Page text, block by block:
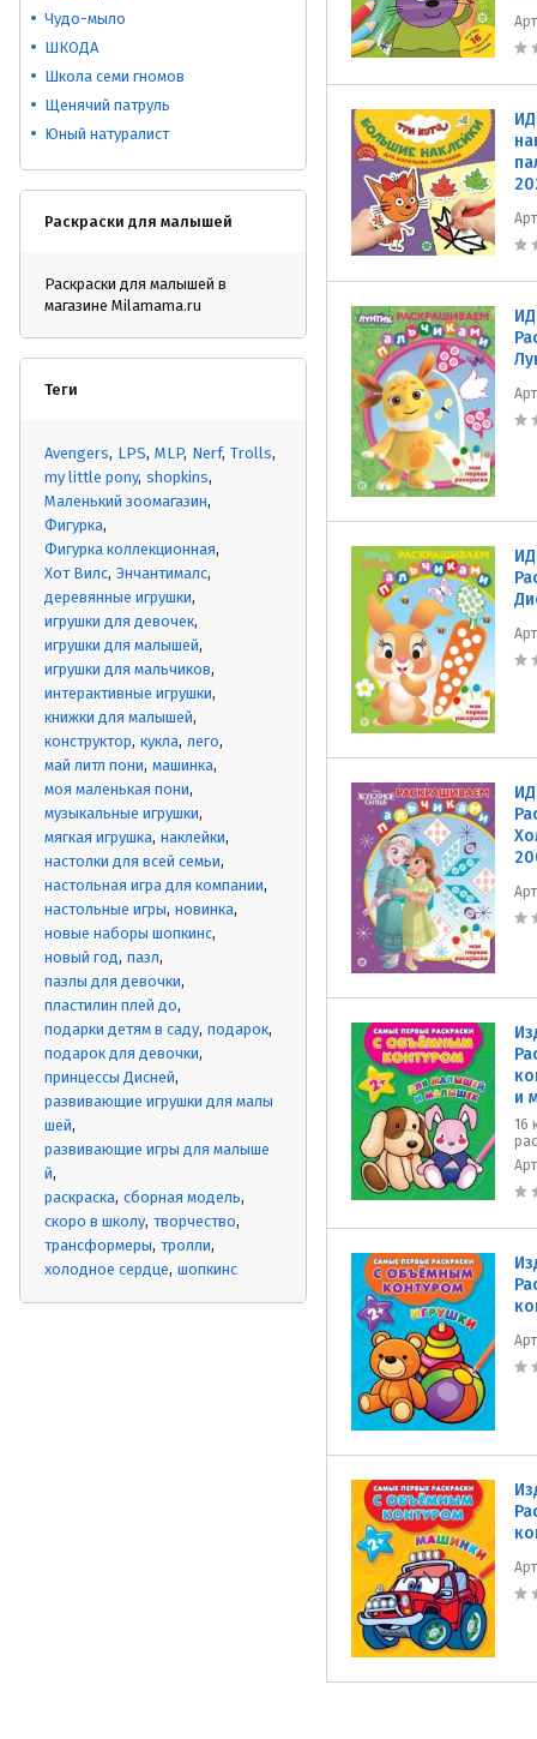
Чудо-мыло
ШКОДА
Школа семи гномов
Щенячий патруль
Юный натуралист
Раскраски для малышей
Раскраски для малышей в
магазине Milamama.ru
Теги
Avengers LPS MLP Nerf Trolls
my little pony shopkins
Маленький зоомагазин
Фигурка
Фигурка коллекционная
Хот Вилс Энчантималс
деревянные игрушки
игрушки для девочек
игрушки для малышей
игрушки для мальчиков
интерактивные игрушки
книжки для малышей
конструктор кукла лего
май литл пони машинка
моя маленькая пони
музыкальные игрушки
мягкая игрушка наклейки
настолки для всей семьи
настольная игра для компании
настольные игры новинка
новые наборы шопкинс
новый год пазл
пазлы для девочки
пластилин плей до
подарки детям в саду подарок
подарок для девочки
принцессы Дисней
развивающие игрушки для малы
шей
развивающие игры для малыше
й
раскраска сборная модель
скоро в школу творчество
трансформеры тролли
холодное сердце шопкинс
и
16